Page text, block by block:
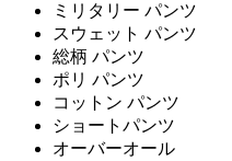
ミリタリー パンツ
スウェット パンツ
総柄 パンツ
ポリ パンツ
コットン パンツ
ショートパンツ
オーバーオール